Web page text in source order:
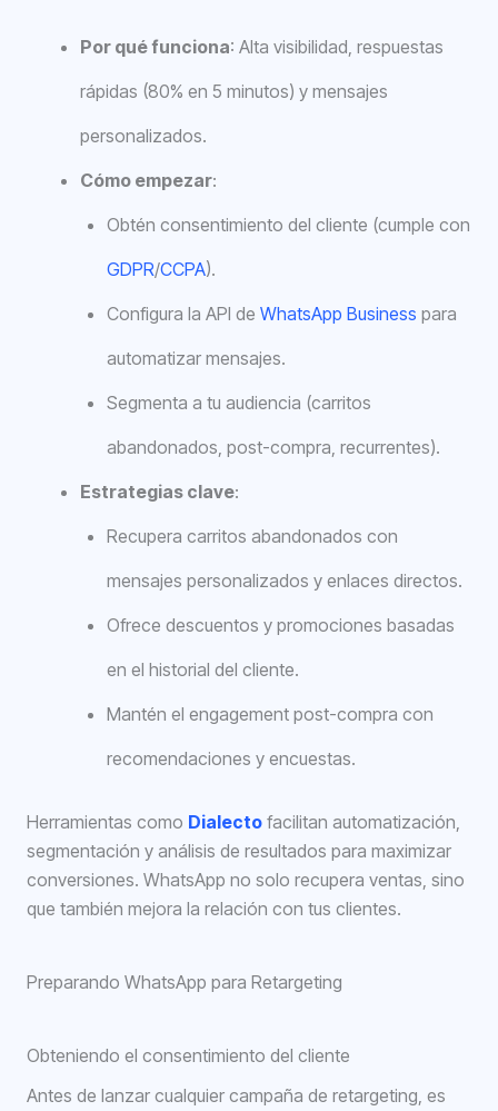
Por qué funciona: Alta visibilidad, respuestas
rápidas (80% en 5 minutos) y mensajes
personalizados.
Cómo empezar:
Obtén consentimiento del cliente (cumple con
GDPR/CCPA).
Configura la API de WhatsApp Business para
automatizar mensajes.
Segmenta a tu audiencia (carritos
abandonados, post-compra, recurrentes).
Estrategias clave:
Recupera carritos abandonados con
mensajes personalizados y enlaces directos.
Ofrece descuentos y promociones basadas
en el historial del cliente.
Mantén el engagement post-compra con
recomendaciones y encuestas.
Herramientas como Dialecto facilitan automatización,
segmentación y análisis de resultados para maximizar
conversiones. WhatsApp no solo recupera ventas, sino
que también mejora la relación con tus clientes.
Preparando WhatsApp para Retargeting
Obteniendo el consentimiento del cliente
Antes de lanzar cualquier campaña de retargeting, es